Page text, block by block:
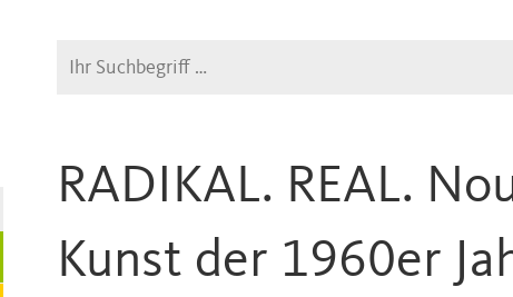
Suche
RADIKAL. REAL.
Kunst der 1960er